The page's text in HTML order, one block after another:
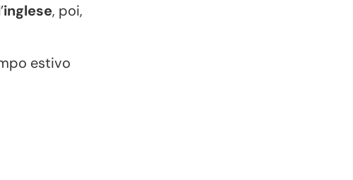
inglese, poi,
estivo